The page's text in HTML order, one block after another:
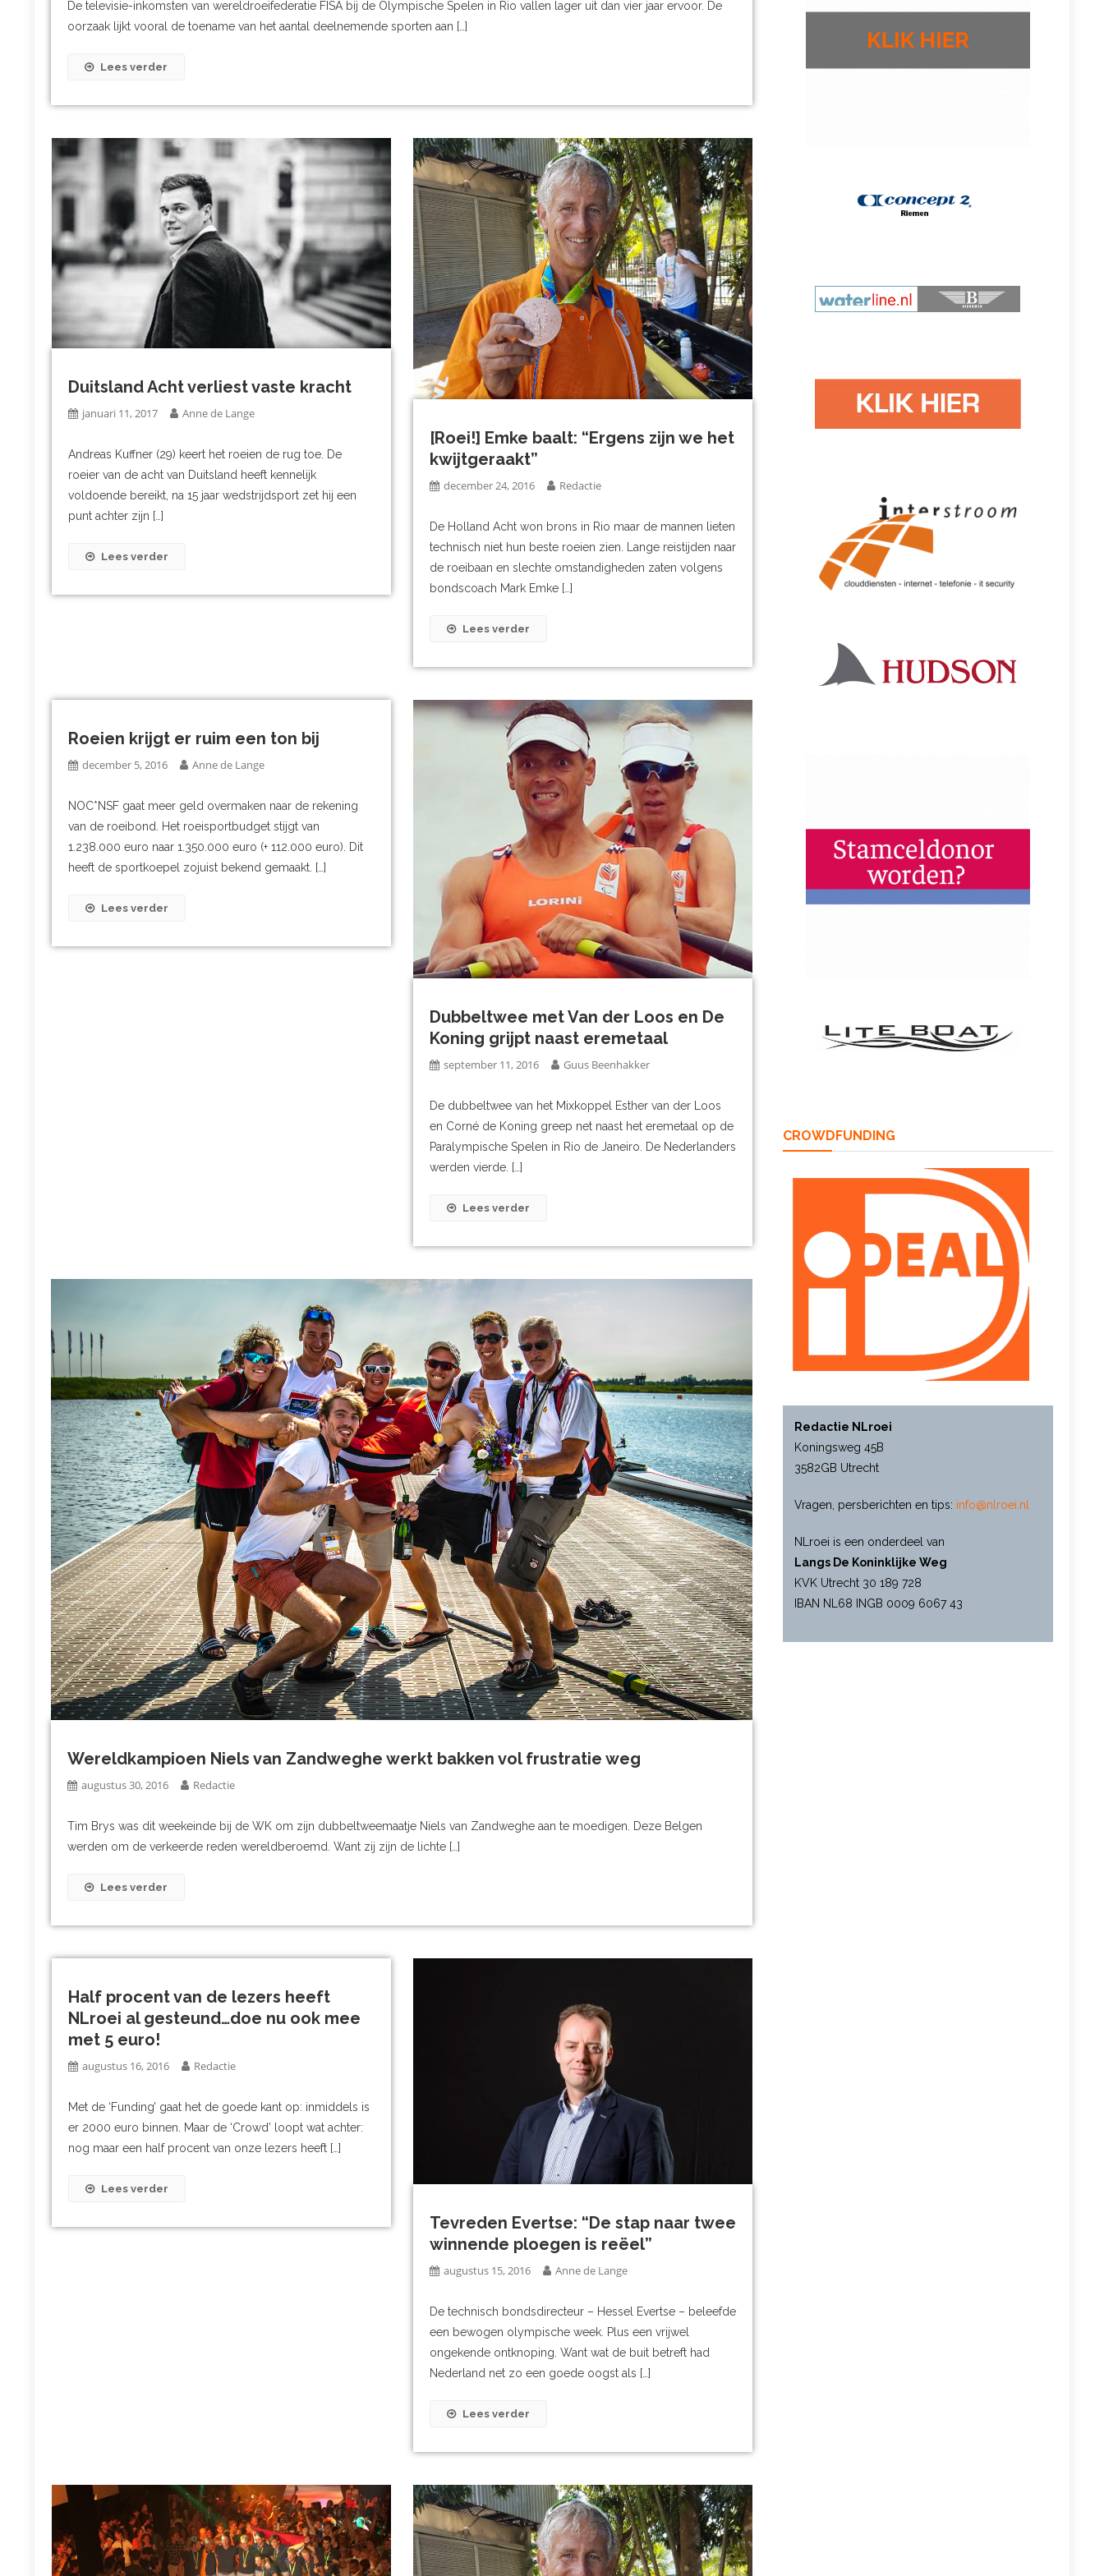
De televisie-inkomsten van wereldroeifederatie FISA bij de Olympische Spelen in Rio vallen lager uit dan vier jaar ervoor. De
oorzaak lijkt vooral de toename van het aantal deelnemende sporten aan […]
Lees verder
Duitsland Acht verliest vaste kracht
januari 11, 2017 Anne de Lange
Andreas Kuffner (29) keert het roeien de rug toe. De
roeier van de acht van Duitsland heeft kennelijk
voldoende bereikt, na 15 jaar wedstrijdsport zet hij een
punt achter zijn […]
Lees verder
[Roei!] Emke baalt: “Ergens zijn we het
kwijtgeraakt”
december 24, 2016 Redactie
De Holland Acht won brons in Rio maar de mannen lieten
technisch niet hun beste roeien zien. Lange reistijden naar
de roeibaan en slechte omstandigheden zaten volgens
bondscoach Mark Emke […]
Lees verder
Roeien krijgt er ruim een ton bij
december 5, 2016 Anne de Lange
NOC*NSF gaat meer geld overmaken naar de rekening
van de roeibond. Het roeisportbudget stijgt van
1.238.000 euro naar 1.350.000 euro (+ 112.000 euro). Dit
heeft de sportkoepel zojuist bekend gemaakt. […]
Lees verder
Dubbeltwee met Van der Loos en De
Koning grijpt naast eremetaal
september 11, 2016 Guus Beenhakker
De dubbeltwee van het Mixkoppel Esther van der Loos
en Corné de Koning greep net naast het eremetaal op de
Paralympische Spelen in Rio de Janeiro. De Nederlanders
werden vierde. […]
Lees verder
Wereldkampioen Niels van Zandweghe werkt bakken vol frustratie weg
augustus 30, 2016 Redactie
Tim Brys was dit weekeinde bij de WK om zijn dubbeltweemaatje Niels van Zandweghe aan te moedigen. Deze Belgen
werden om de verkeerde reden wereldberoemd. Want zij zijn de lichte […]
Lees verder
Half procent van de lezers heeft
NLroei al gesteund…doe nu ook mee
met 5 euro!
augustus 16, 2016 Redactie
Met de ‘Funding’ gaat het de goede kant op: inmiddels is
er 2000 euro binnen. Maar de ‘Crowd’ loopt wat achter:
nog maar een half procent van onze lezers heeft […]
Lees verder
Tevreden Evertse: “De stap naar twee
winnende ploegen is reëel”
augustus 15, 2016 Anne de Lange
De technisch bondsdirecteur – Hessel Evertse – beleefde
een bewogen olympische week. Plus een vrijwel
ongekende ontknoping. Want wat de buit betreft had
Nederland net zo een goede oogst als […]
Lees verder
CROWDFUNDING
Redactie NLroei
Koningsweg 45B
3582GB Utrecht
Vragen, persberichten en tips: info@nlroei.nl
NLroei is een onderdeel van
Langs De Koninklijke Weg
KVK Utrecht 30 189 728
IBAN NL68 INGB 0009 6067 43